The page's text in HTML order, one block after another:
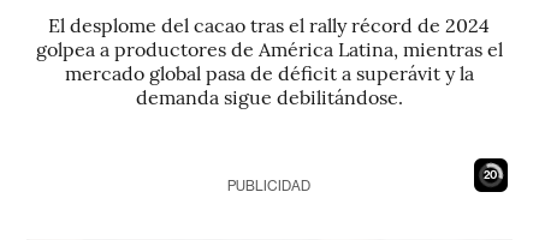
El desplome del cacao tras el rally récord de 2024
golpea a productores de América Latina, mientras el
mercado global pasa de déficit a superávit y la
demanda sigue debilitándose.
18
PUBLICIDAD